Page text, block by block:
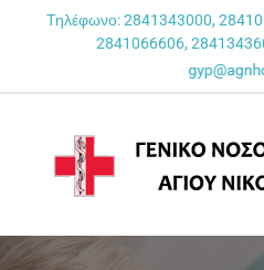
Τηλέφωνο: 2841343000,
2841066606,